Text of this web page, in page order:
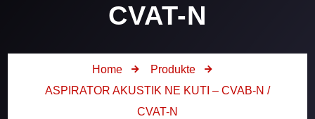
CVAT-N
Home
Produkte
ASPIRATOR AKUSTIK NE KUTI – CVAB-N /
CVAT-N